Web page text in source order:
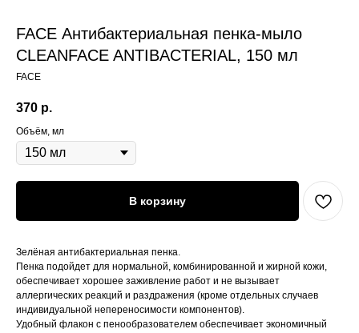
FACE Антибактериальная пенка-мыло
CLEANFACE ANTIBACTERIAL, 150 мл
FACE
370 р.
Объём, мл
В корзину
Зелёная антибактериальная пенка.
Пенка подойдет для нормальной, комбинированной и жирной кожи,
обеспечивает хорошее заживление работ и не вызывает
аллергических реакций и раздражения (кроме отдельных случаев
индивидуальной непереносимости компонентов).
Удобный флакон с пенообразователем обеспечивает экономичный